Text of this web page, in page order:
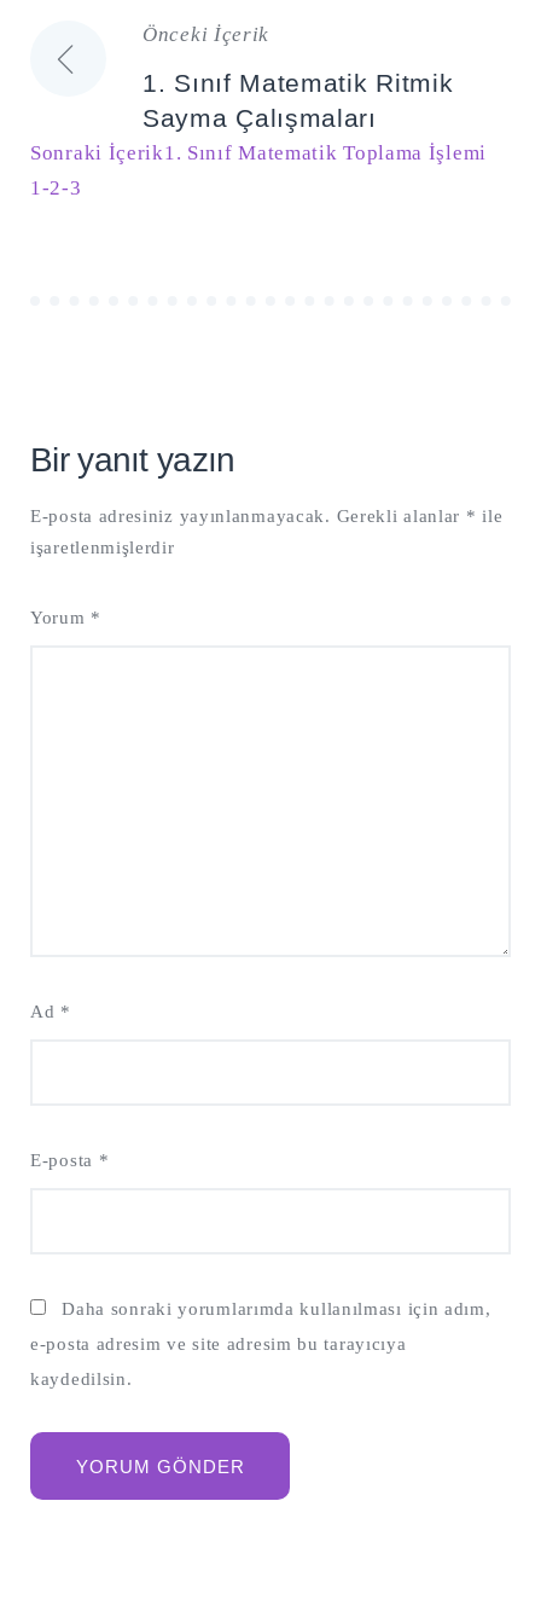
Yazı
gezinmesi
Önceki İçerik
1. Sınıf Matematik Ritmik
Sayma Çalışmaları
Sonraki İçerik1. Sınıf Matematik Toplama İşlemi
1-2-3
Bir yanıt yazın
E-posta adresiniz yayınlanmayacak. Gerekli alanlar * ile
işaretlenmişlerdir
Yorum *
Ad *
E-posta *
Daha sonraki yorumlarımda kullanılması için adım,
e-posta adresim ve site adresim bu tarayıcıya
kaydedilsin.